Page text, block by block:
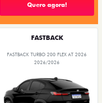
Quero agora!
FASTBACK
FASTBACK TURBO 200 FLEX AT 2026
2026/2026